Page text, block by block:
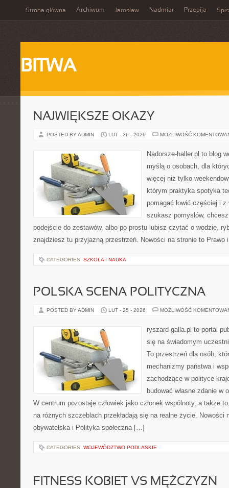
Strona główna Archiwum Jarosław Nadmiar Przepija
BITWA
NAJWIĘKSZE OKAZY
POSTED BY ADMIN LUT - 26 - 2026 MOŻLIWOŚĆ
Nadorsze-haller.pl to blog
myślą o osobach, dla
więcej niż tylko
którym praktyka spotyka
pomagać łowić częściej i
szukasz pomysłów,
podejście do zestawów, albo po prostu lubisz czytać o wodzie,
znajdziesz tu przyjazną przestrzeń. Nowości na stronie to
CATEGORIES: SZKOŁA I NAUKA
POLSKA SCENA POLITYCZNA
POSTED BY ADMIN LUT - 25 - 2026 MOŻLIWOŚĆ
ryszard-galla.pl to portal
się na świadomym
To przestrzeń dla osób,
mechanizmy państwa i
zachodzące w polityce
budować własne zdanie w
W centrum pozostaje człowiek jako członek wspólnoty, a także
na różnych szczeblach przekładają się na realne życie. Nowości
obywatelska i Polityka społeczna […]
CATEGORIES: WOJEWÓDZTWO PODLASKIE
FITNESS KOBIET VS MĘŻCZYZN